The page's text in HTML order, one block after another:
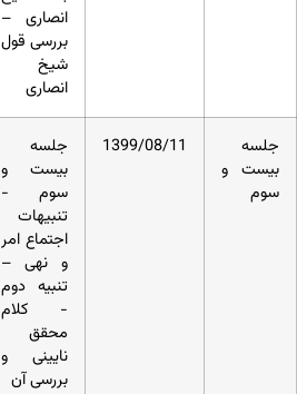
انصاری –
بررسی قول
شیخ
انصاری
جلسه
بیست و
سوم
1399/08/11
جلسه
بیست و
سوم -
تنبیهات
اجتماع امر
و نهی –
تنبیه دوم
- کلام
محقق
نایینی و
بررسی آن